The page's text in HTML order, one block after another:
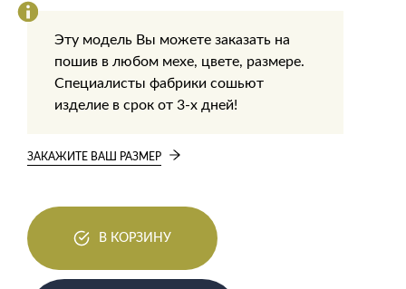
Эту модель Вы можете заказать на
пошив в любом мехе, цвете, размере.
Специалисты фабрики сошьют
изделие в срок от 3-х дней!
ЗАКАЖИТЕ ВАШ РАЗМЕР
В КОРЗИНУ